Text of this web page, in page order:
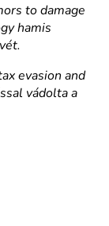
to damage
hamis
evasion and
vádolta a